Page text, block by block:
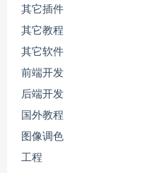
其它插件
其它教程
其它软件
前端开发
后端开发
国外教程
图像调色
工程